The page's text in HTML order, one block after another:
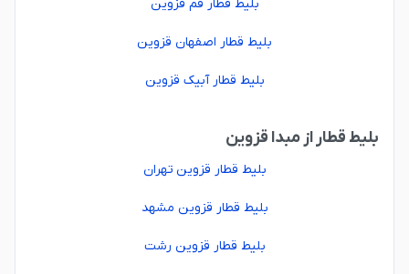
بلیط قطار قم قزوین
بلیط قطار اصفهان قزوین
بلیط قطار آبیک قزوین
بلیط قطار از مبدا قزوین
بلیط قطار قزوین تهران
بلیط قطار قزوین مشهد
بلیط قطار قزوین رشت